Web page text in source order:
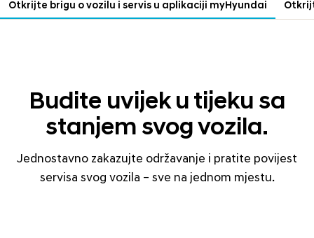
Otkrijte brigu o vozilu i servis u aplikaciji myHyundai
Budite uvijek u tijeku sa
stanjem svog vozila.
Jednostavno zakazujte održavanje i pratite povijest
servisa svog vozila – sve na jednom mjestu.